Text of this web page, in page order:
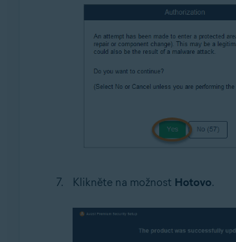
Klikněte na možnost Hotovo.